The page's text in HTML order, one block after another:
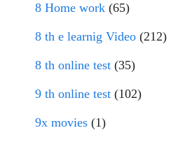
8 Home work (65)
8 th e learnig Video (212)
8 th online test (35)
9 th online test (102)
9x movies (1)